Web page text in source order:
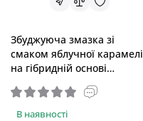
Збуджуюча змазка зі
смаком яблучної карамелі
на гібридній основі
Sensuva Ultra-Stimulating
On Insane Caramel Apple,
57 мл
В наявності